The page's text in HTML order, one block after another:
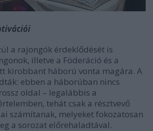
a rajongók érdeklődését is
illetve a Föderáció és a
kirobbant háború vonta magára. A
ebben a háborúban nincs
oldal – legalábbis a
tehát csak a résztvevő
számítanak, melyeket fokozatosan
a sorozat előrehaladtával.